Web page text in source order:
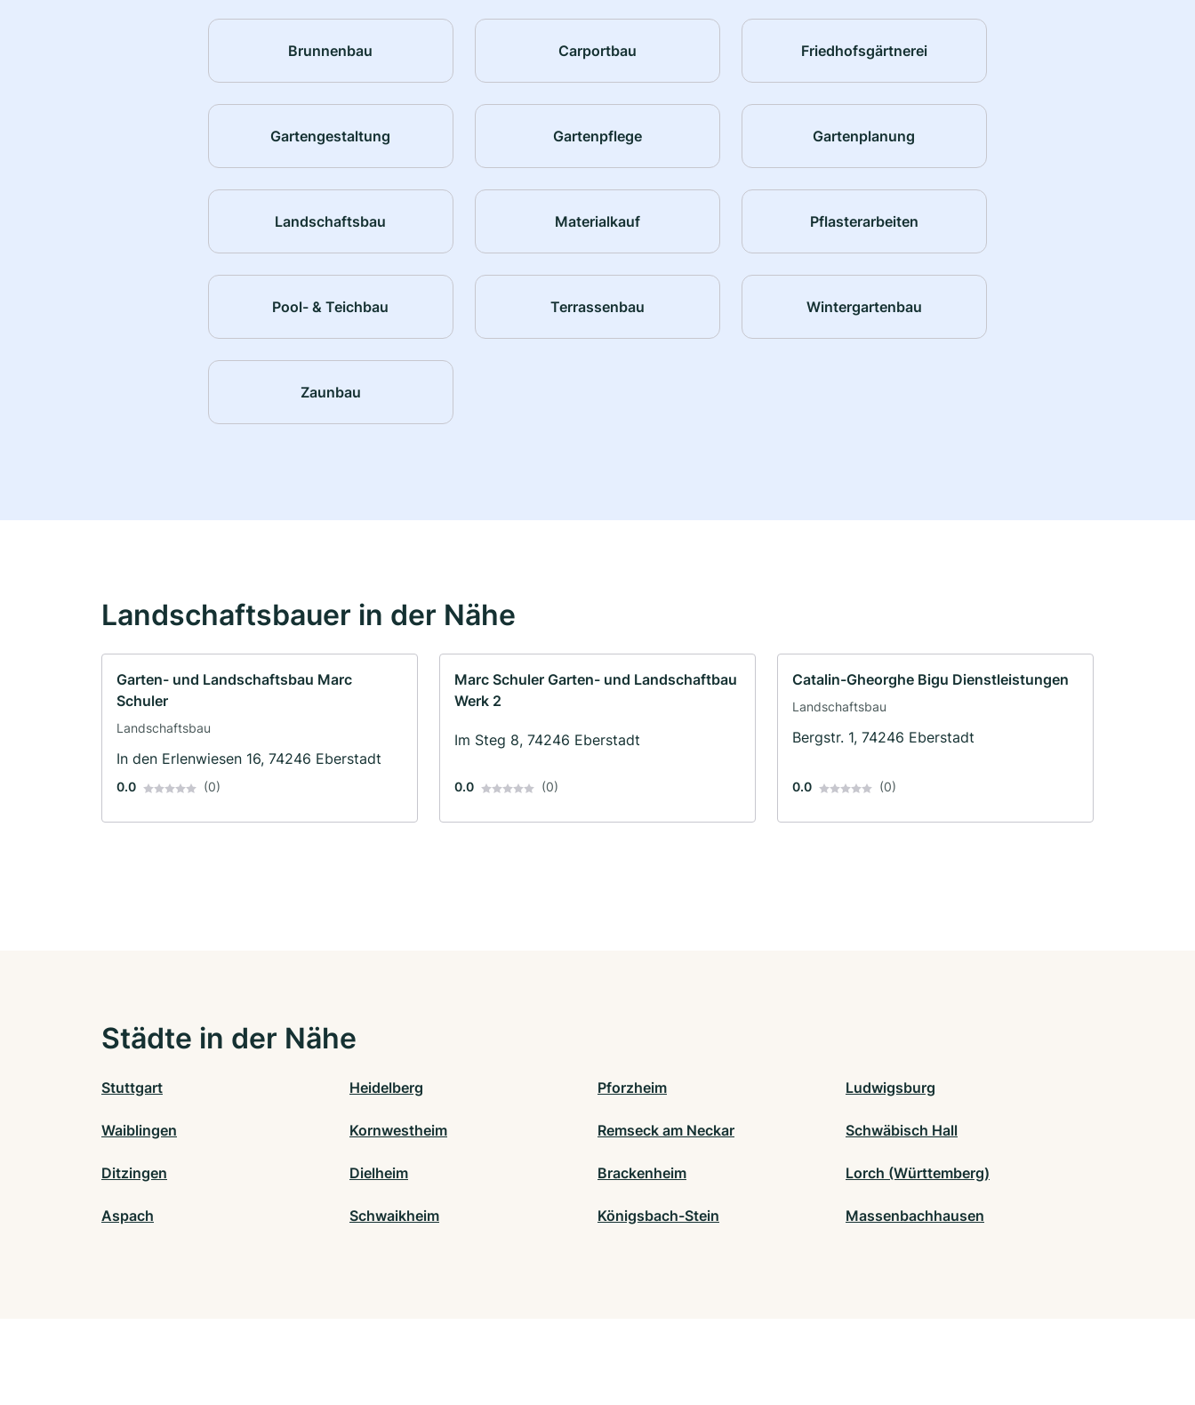
Brunnenbau Carportbau Friedhofsgärtnerei
Gartengestaltung Gartenpflege Gartenplanung
Landschaftsbau Materialkauf Pflasterarbeiten
Pool- & Teichbau Terrassenbau Wintergartenbau
Zaunbau
Landschaftsbauer in der Nähe
Garten- und Landschaftsbau Marc
Schuler
Landschaftsbau
In den Erlenwiesen 16, 74246 Eberstadt
0.0 (0)
Marc Schuler Garten- und Landschaftbau
Werk 2
Im Steg 8, 74246 Eberstadt
0.0 (0)
Catalin-Gheorghe Bigu Dienstleistungen
Landschaftsbau
Bergstr. 1, 74246 Eberstadt
0.0 (0)
Städte in der Nähe
Stuttgart Heidelberg Pforzheim Ludwigsburg
Waiblingen Kornwestheim Remseck am Neckar Schwäbisch Hall
Ditzingen Dielheim Brackenheim Lorch (Württemberg)
Aspach Schwaikheim Königsbach-Stein Massenbachhausen